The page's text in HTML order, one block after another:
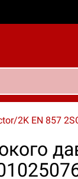
2K EN 857